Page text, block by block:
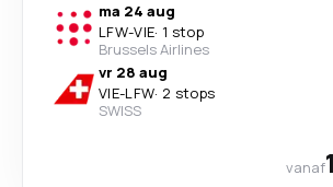
ma 24 aug
LFW-VIE· 1 stop
Brussels Airlines
vr 28 aug
VIE-LFW· 2 stops
SWISS
vanaf